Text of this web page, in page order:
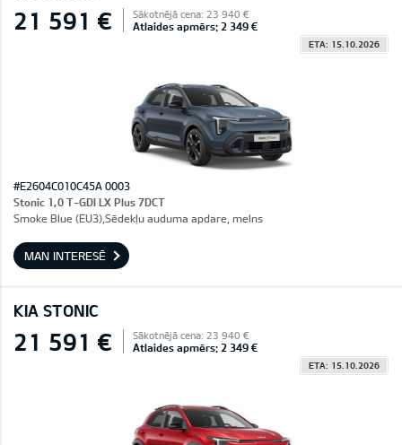
21 591 € Sākotnējā cena: 23 940 €
Atlaides apmērs: 2 349 €
ETA: 15.10.2026
#E2604C010C45A 0003
Stonic 1,0 T-GDI LX Plus 7DCT
Smoke Blue (EU3),Sēdekļu auduma apdare, melns
MAN INTERESĒ
KIA STONIC
21 591 € Sākotnējā cena: 23 940 €
Atlaides apmērs: 2 349 €
ETA: 15.10.2026